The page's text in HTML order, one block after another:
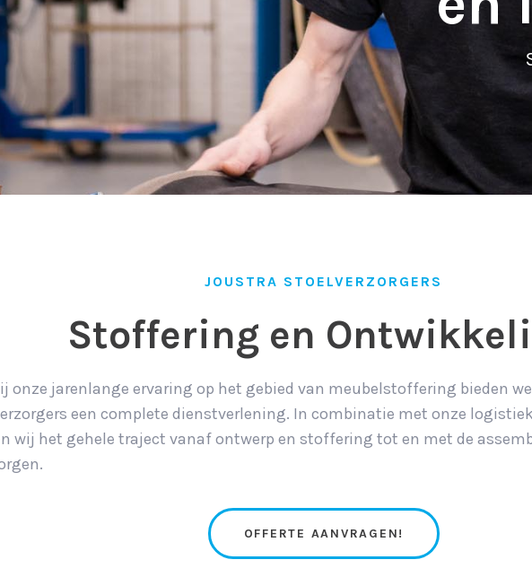
JOUSTRA STOELVERZORGERS
Stoffering en
onze jarenlange ervaring op het gebied van meubelstoffering bieden
een complete dienstverlening. In combinatie met onze
wij het gehele traject vanaf ontwerp en stoffering tot en met de
OFFERTE AANVRAGEN!